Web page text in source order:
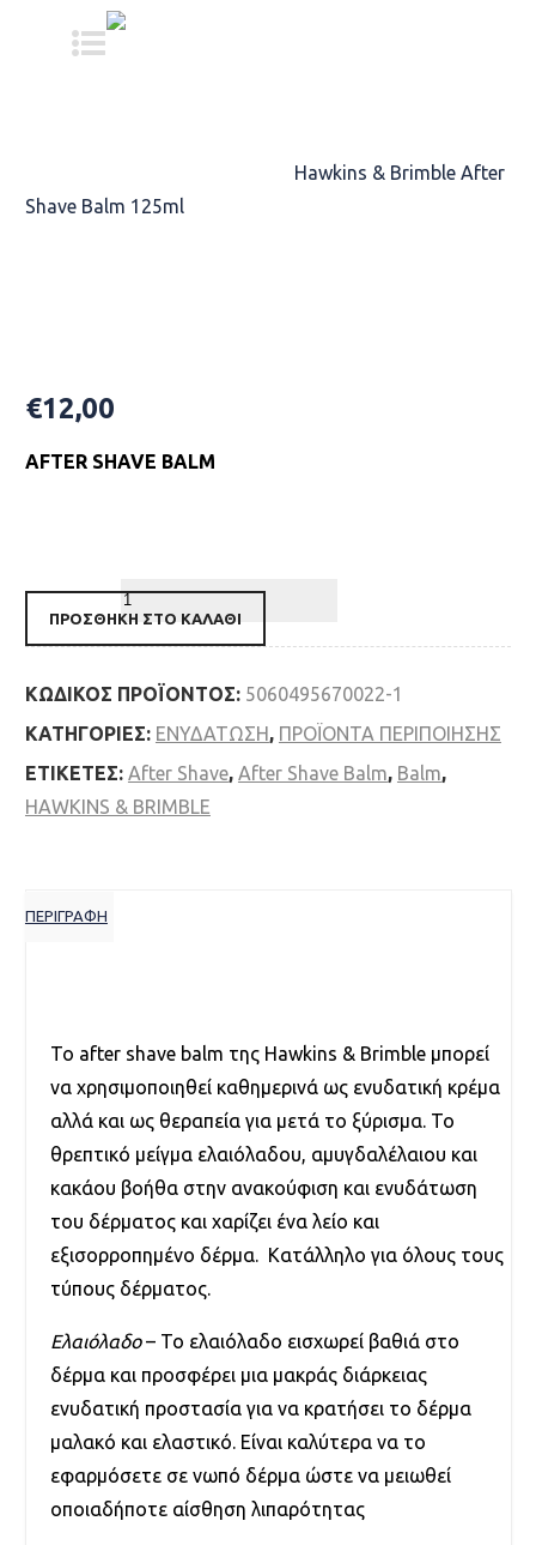
Hawkins & Brimble After
Shave Balm 125ml
€12,00
AFTER SHAVE BALM
ποσότητα
ΠΡΟΣΘΉΚΗ ΣΤΟ ΚΑΛΆΘΙ
ΚΩΔΙΚΌΣ ΠΡΟΪΌΝΤΟΣ: 5060495670022-1
ΚΑΤΗΓΟΡΊΕΣ: ΕΝΥΔΑΤΩΣΗ, ΠΡΟΪΟΝTA ΠΕΡΙΠΟΙΗΣΗΣ
ΕΤΙΚΈΤΕΣ: After Shave, After Shave Balm, Balm,
HAWKINS & BRIMBLE
ΠΕΡΙΓΡΑΦΉ
Το after shave balm της Hawkins & Brimble μπορεί
να χρησιμοποιηθεί καθημερινά ως ενυδατική κρέμα
αλλά και ως θεραπεία για μετά το ξύρισμα. Το
θρεπτικό μείγμα ελαιόλαδου, αμυγδαλέλαιου και
κακάου βοήθα στην ανακούφιση και ενυδάτωση
του δέρματος και χαρίζει ένα λείο και
εξισορροπημένο δέρμα. Κατάλληλο για όλους τους
τύπους δέρματος.
Ελαιόλαδο– Το ελαιόλαδο εισχωρεί βαθιά στο
δέρμα και προσφέρει μια μακράς διάρκειας
ενυδατική προστασία για να κρατήσει το δέρμα
μαλακό και ελαστικό. Είναι καλύτερα να το
εφαρμόσετε σε νωπό δέρμα ώστε να μειωθεί
οποιαδήποτε αίσθηση λιπαρότητας